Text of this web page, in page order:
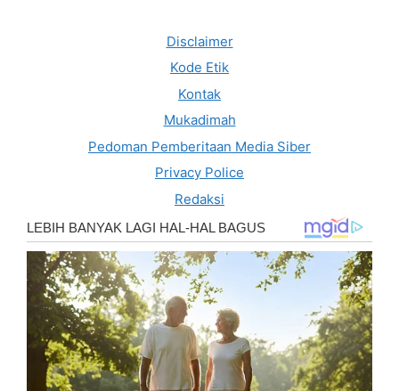
Disclaimer
Kode Etik
Kontak
Mukadimah
Pedoman Pemberitaan Media Siber
Privacy Police
Redaksi